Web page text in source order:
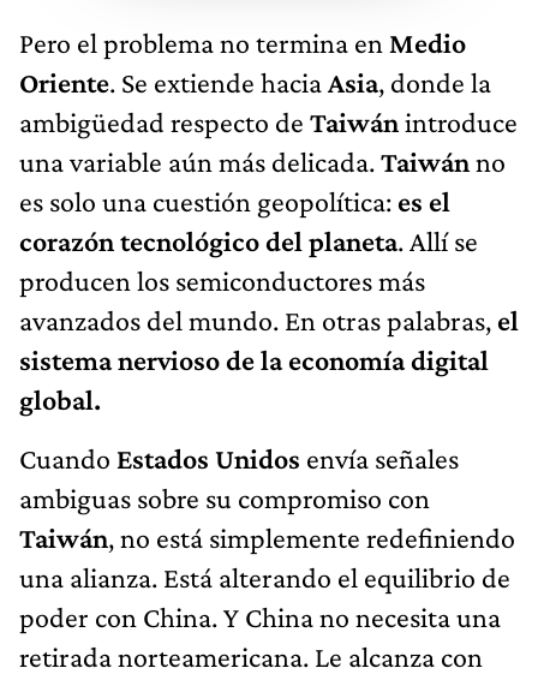
Pero el problema no termina en Medio
Oriente. Se extiende haciaAsia, donde la
ambigüedad respecto de Taiwánintroduce
una variable aún más delicada.Taiwánno
es solo una cuestión geopolítica: es el
corazón tecnológico del planeta. Allí se
producen los semiconductores más
avanzados del mundo. En otras palabras, el
sistema nervioso de la economía digital
global.
Cuando Estados Unidos envía señales
ambiguas sobre su compromiso con
Taiwán, no está simplemente redefiniendo
una alianza. Está alterando el equilibrio de
poder con China. Y China no necesita una
retirada norteamericana. Le alcanza con